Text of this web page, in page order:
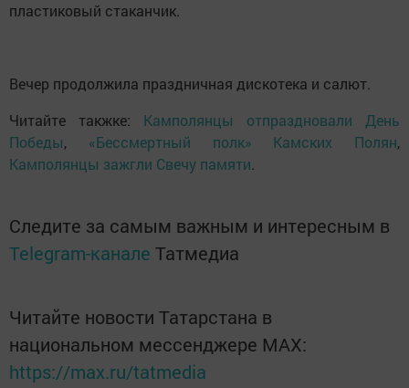
пластиковый стаканчик.
Вечер продолжила праздничная дискотека и салют.
Читайте такжке: Камполянцы отпраздновали День
Победы, «Бессмертный полк» Камских Полян,
Камполянцы зажгли Свечу памяти.
Следите за самым важным и интересным в
Telegram-канале Татмедиа
Читайте новости Татарстана в
национальном мессенджере MАХ:
https://max.ru/tatmedia